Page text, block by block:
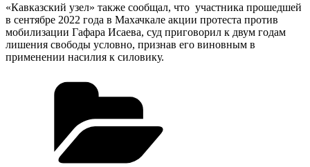
«Кавказский узел» также сообщал, что участника прошедшей
в сентябре 2022 года в Махачкале акции протеста против
мобилизации Гафара Исаева, суд приговорил к двум годам
лишения свободы условно, признав его виновным в
применении насилия к силовику.